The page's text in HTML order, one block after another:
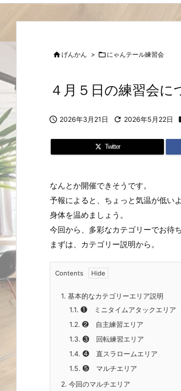
げんかん > にゃんテール練習会
４月５日の練習会に
 2026年3月21日  2026年5月22日
Twitter
なんとか開催できそうです。
予報によると、ちょっと気温が低い
身体を温めましょう。
今回から、多彩なカテゴリーでお待
まずは、カテゴリー説明から。
Contents
1. 基本的なカテゴリーエリア説明
1.1. ❶ ミニタイムアタックエリア
1.2. ❷ 自主練習エリア
1.3. ❸ 回転練習エリア
1.4. ❹ 直スラロームエリア
1.5. ❺ マルチエリア
2. 今回のマルチエリア